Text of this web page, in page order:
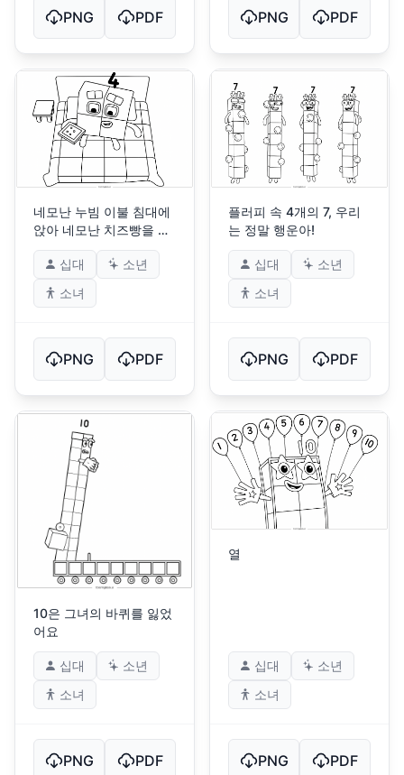
PNG PDF PNG PDF
네모난 누빔 이불 침대에
앉아 네모난 치즈빵을 들
고 있는 네 명
십대
소년
소녀
PNG PDF
플러피 속 4개의 7, 우리
는 정말 행운아!
십대
소년
소녀
PNG PDF
10은 그녀의 바퀴를 잃었
어요
십대
소년
소녀
PNG PDF
열
십대
소년
소녀
PNG PDF